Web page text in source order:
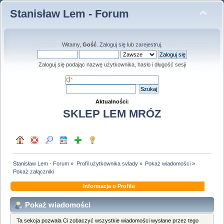
Stanisław Lem - Forum
Witamy, Gość. Zaloguj sięlub zarejestruj.
Zaloguj się podając nazwę użytkownika, hasło i długość sesji
Aktualności:
SKLEP LEM MRÓZ
Stanisław Lem - Forum » Profil użytkownika svlady» Pokaż wiadomości»
Pokaż załączniki
Informacja o Profilu
Pokaż wiadomości
Ta sekcja pozwala Ci zobaczyć wszystkie wiadomości wysłane przez tego